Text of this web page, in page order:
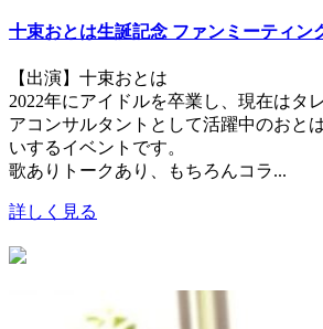
十束おとは生誕記念 ファンミーティン
【出演】十束おとは
2022年にアイドルを卒業し、現在はタ
アコンサルタントとして活躍中のおと
いするイベントです。
歌ありトークあり、もちろんコラ...
詳しく見る